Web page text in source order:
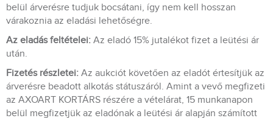
belül árverésre tudjuk bocsátani, így nem kell hosszan
várakoznia az eladási lehetőségre.
Az eladás feltételei: Az eladó 15% jutalékot fizet a leütési ár
után.
Fizetés részletei: Az aukciót követően az eladót értesítjük az
árverésre beadott alkotás státuszáról. Amint a vevő megfizeti
az AXOART KORTÁRS részére a vételárat, 15 munkanapon
belül megfizetjük az eladónak a leütési ár alapján számított